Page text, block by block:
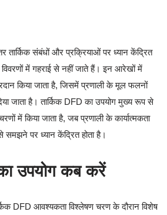
तार्किक संबंधों और प्रक्रियाओं पर ध्यान केंद्रित
विवरणों में गहराई से नहीं जाते हैं। इन आरेखों में
किया जाता है, जिसमें प्रणाली के मूल फलनों
जाता है। तार्किक DFD का उपयोग मुख्य रूप से
में किया जाता है, जब प्रणाली के कार्यात्मकता
समझने पर ध्यान केंद्रित होता है।
उपयोग कब करें
DFD आवश्यकता विश्लेषण चरण के दौरान विशेष